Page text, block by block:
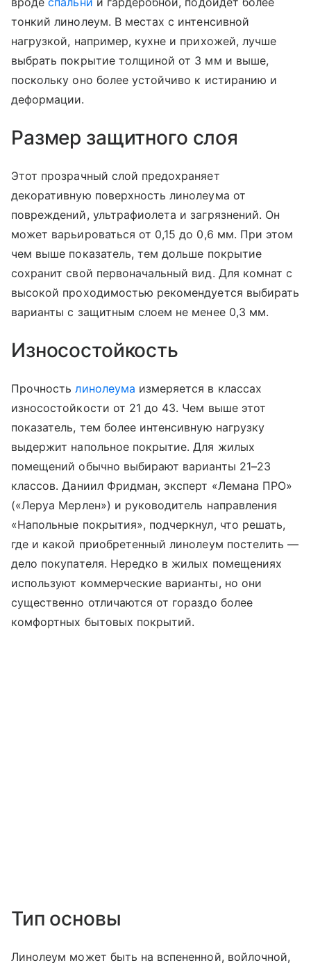
тонкий линолеум. В местах с интенсивной
нагрузкой, например, кухне и прихожей, лучше
выбрать покрытие толщиной от 3 мм и выше,
поскольку оно более устойчиво к истиранию и
деформации.
Размер защитного слоя
Этот прозрачный слой предохраняет
декоративную поверхность линолеума от
повреждений, ультрафиолета и загрязнений. Он
может варьироваться от 0,15 до 0,6 мм. При этом
чем выше показатель, тем дольше покрытие
сохранит свой первоначальный вид. Для комнат с
высокой проходимостью рекомендуется выбирать
варианты с защитным слоем не менее 0,3 мм.
Износостойкость
Прочностьлинолеума измеряется в классах
износостойкости от 21 до 43. Чем выше этот
показатель, тем более интенсивную нагрузку
выдержит напольное покрытие. Для жилых
помещений обычно выбирают варианты 21–23
классов. Даниил Фридман, эксперт «Лемана ПРО»
(«Леруа Мерлен») и руководитель направления
«Напольные покрытия», подчеркнул, что решать,
где и какой приобретенный линолеум постелить —
дело покупателя. Нередко в жилых помещениях
используют коммерческие варианты, но они
существенно отличаются от гораздо более
комфортных бытовых покрытий.
Тип основы
Линолеум может быть на вспененной, войлочной,